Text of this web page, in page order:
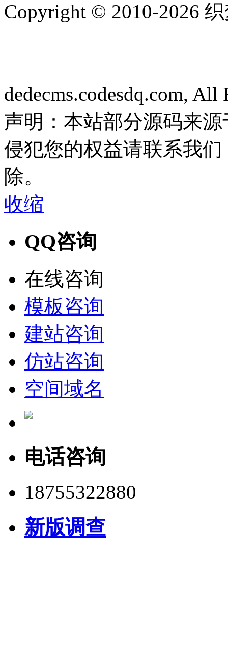
Copyright © 2010-2026
dedecms.codesdq.com,
声明：本站部分源码来
侵犯您的权益请联系我
除。
收缩
QQ咨询
在线咨询
模板咨询
建站咨询
仿站咨询
空间域名
电话咨询
18755322880
新版调查